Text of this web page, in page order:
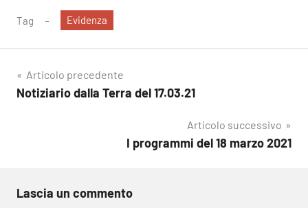
Tag Evidenza
Navigazione
articoli
Articolo precedente
Notiziario dalla Terra del 17.03.21
Articolo successivo
I programmi del 18 marzo 2021
Lascia un commento